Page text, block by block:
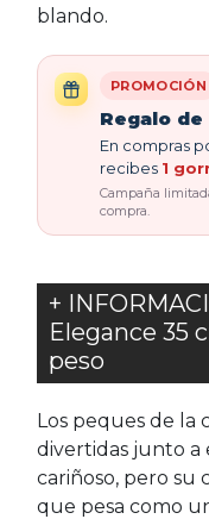
blando.
PROMOCIÓN
Regalo de
En compras
recibes 1
Campaña
compra.
+
Elegance 35
peso
Los peques de la
divertidas junto a
cariñoso, pero su
que pesa como